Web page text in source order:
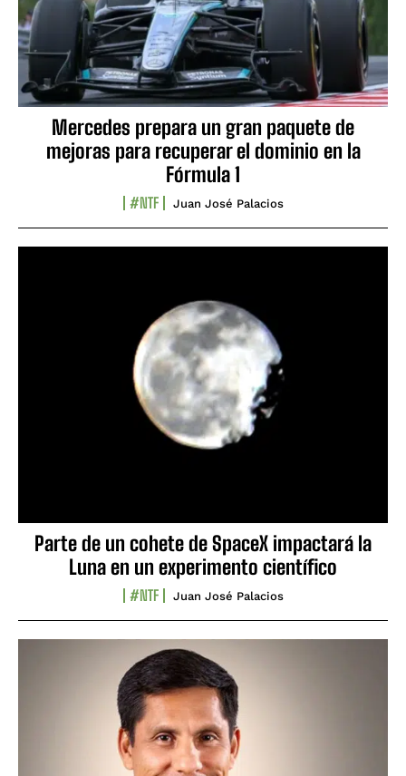
Mercedes prepara un gran paquete de
mejoras para recuperar el dominio en la
Fórmula 1
#NTF Juan José Palacios
Parte de un cohete de SpaceX impactará la
Luna en un experimento científico
#NTF Juan José Palacios